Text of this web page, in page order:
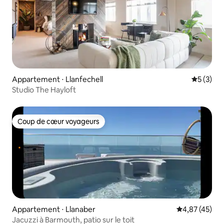
Appartement ⋅ Llanfechell
5 (3)
Studio The Hayloft
Coup de cœur voyageurs
Coup de cœur voyageurs
Appartement ⋅ Llanaber Évaluation
4,87 (45)
Jacuzzi à Barmouth, patio sur le toit